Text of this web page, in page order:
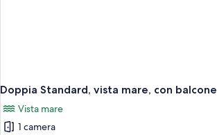
Doppia Standard, vista mare, con balcone
Vista mare
1 camera